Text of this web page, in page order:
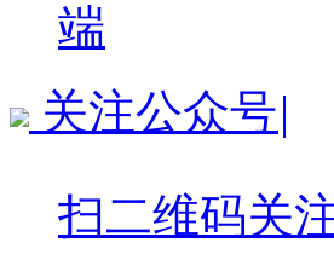
端
关注公众号|
扫二维码关